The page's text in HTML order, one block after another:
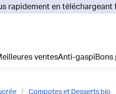
rapidement en
Meilleures ventes Anti-gaspi
Compotes et Desserts bio